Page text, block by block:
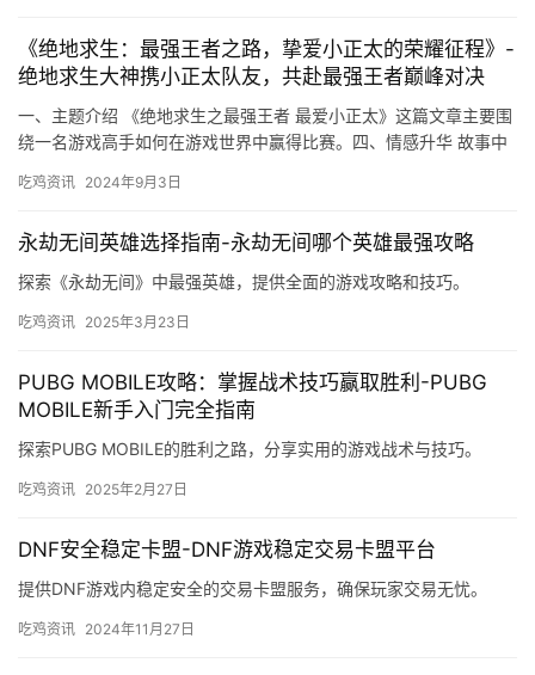
《绝地求生：最强王者之路，挚爱小正太的荣耀征程》-
绝地求生大神携小正太队友，共赴最强王者巅峰对决
一、主题介绍 《绝地求生之最强王者 最爱小正太》这篇文章主要围
绕一名游戏高手如何在游戏世界中赢得比赛。四、情感升华 故事中
吃鸡资讯 2024年9月3日
永劫无间英雄选择指南-永劫无间哪个英雄最强攻略
探索《永劫无间》中最强英雄，提供全面的游戏攻略和技巧。
吃鸡资讯 2025年3月23日
PUBG MOBILE攻略：掌握战术技巧赢取胜利-PUBG
MOBILE新手入门完全指南
探索PUBG MOBILE的胜利之路，分享实用的游戏战术与技巧。
吃鸡资讯 2025年2月27日
DNF安全稳定卡盟-DNF游戏稳定交易卡盟平台
提供DNF游戏内稳定安全的交易卡盟服务，确保玩家交易无忧。
吃鸡资讯 2024年11月27日